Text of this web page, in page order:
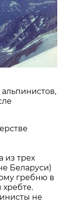
трех
Беларуси)
гребню в
не